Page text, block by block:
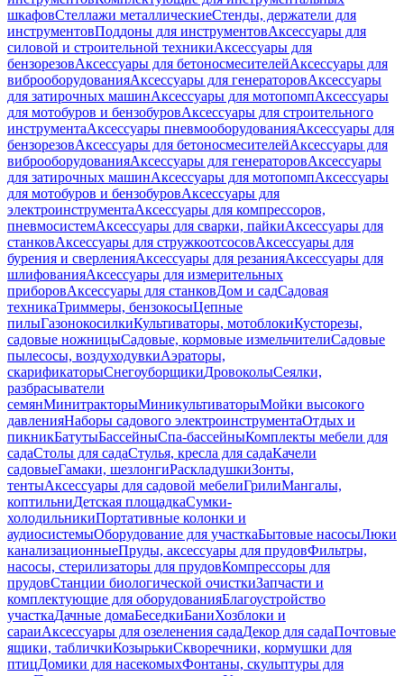
шкафовСтеллажи металлическиеСтенды, держатели для
инструментовПоддоны для инструментовАксессуары для
силовой и строительной техникиАксессуары для
бензорезовАксессуары для бетоносмесителейАксессуары для
виброоборудованияАксессуары для генераторовАксессуары
для затирочных машинАксессуары для мотопомпАксессуары
для мотобуров и бензобуровАксессуары для строительного
инструментаАксессуары пневмооборудованияАксессуары для
бензорезовАксессуары для бетоносмесителейАксессуары для
виброоборудованияАксессуары для генераторовАксессуары
для затирочных машинАксессуары для мотопомпАксессуары
для мотобуров и бензобуровАксессуары для
электроинструментаАксессуары для компрессоров,
пневмосистемАксессуары для сварки, пайкиАксессуары для
станковАксессуары для стружкоотсосовАксессуары для
бурения и сверленияАксессуары для резанияАксессуары для
шлифованияАксессуары для измерительных
приборовАксессуары для станковДом и садСадовая
техникаТриммеры, бензокосыЦепные
пилыГазонокосилкиКультиваторы, мотоблокиКусторезы,
садовые ножницыСадовые, кормовые измельчителиСадовые
пылесосы, воздуходувкиАэраторы,
скарификаторыСнегоуборщикиДровоколыСеялки,
разбрасыватели
семянМинитракторыМиникультиваторыМойки высокого
давленияНаборы садового электроинструментаОтдых и
пикникБатутыБассейныСпа-бассейныКомплекты мебели для
садаСтолы для садаСтулья, кресла для садаКачели
садовыеГамаки, шезлонгиРаскладушкиЗонты,
тентыАксессуары для садовой мебелиГрилиМангалы,
коптильниДетская площадкаСумки-
холодильникиПортативные колонки и
аудиосистемыОборудование для участкаБытовые насосыЛюки
канализационныеПруды, аксессуары для прудовФильтры,
насосы, стерилизаторы для прудовКомпрессоры для
прудовСтанции биологической очисткиЗапчасти и
комплектующие для оборудованияБлагоустройство
участкаДачные домаБеседкиБаниХозблоки и
сараиАксессуары для озеленения садаДекор для садаПочтовые
ящики, табличкиКозырькиСкворечники, кормушки для
птицДомики для насекомыхФонтаны, скульптуры для